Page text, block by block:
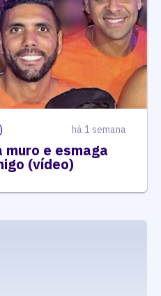
há 1 semana
e esmaga
(vídeo)